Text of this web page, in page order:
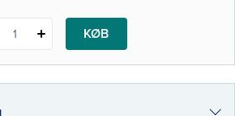
1 KØB